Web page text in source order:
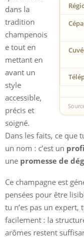
dans la
tradition
champenois
e tout en
mettant en
avant un
style
accessible,
précis et
soigné.
Dans les faits, ce que
un nom : c’est un
une promesse de
Ce champagne est
pensées pour être
tu n’es pas un
facilement : la
arômes restent